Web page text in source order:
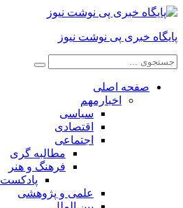
پایگاه خبری پی نوشت نیوز
صفحه اصلی
اخبارمهم
سیاسی
اقتصادی
اجتماعی
مطالبه گری
فرهنگ و هنر
پادکست
علمی و پژوهشی